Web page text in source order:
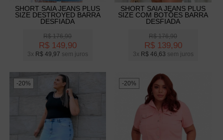
SHORT SAIA JEANS PLUS
SIZE DESTROYED BARRA
DESFIADA
R$176,90
R$ 149,90
3x R$ 49,97 sem juros
SHORT SAIA JEANS PLUS
SIZE COM BOTÕES BARRA
DESFIADA
R$176,90
R$ 139,90
3x R$ 46,63 sem juros
-20% -20%